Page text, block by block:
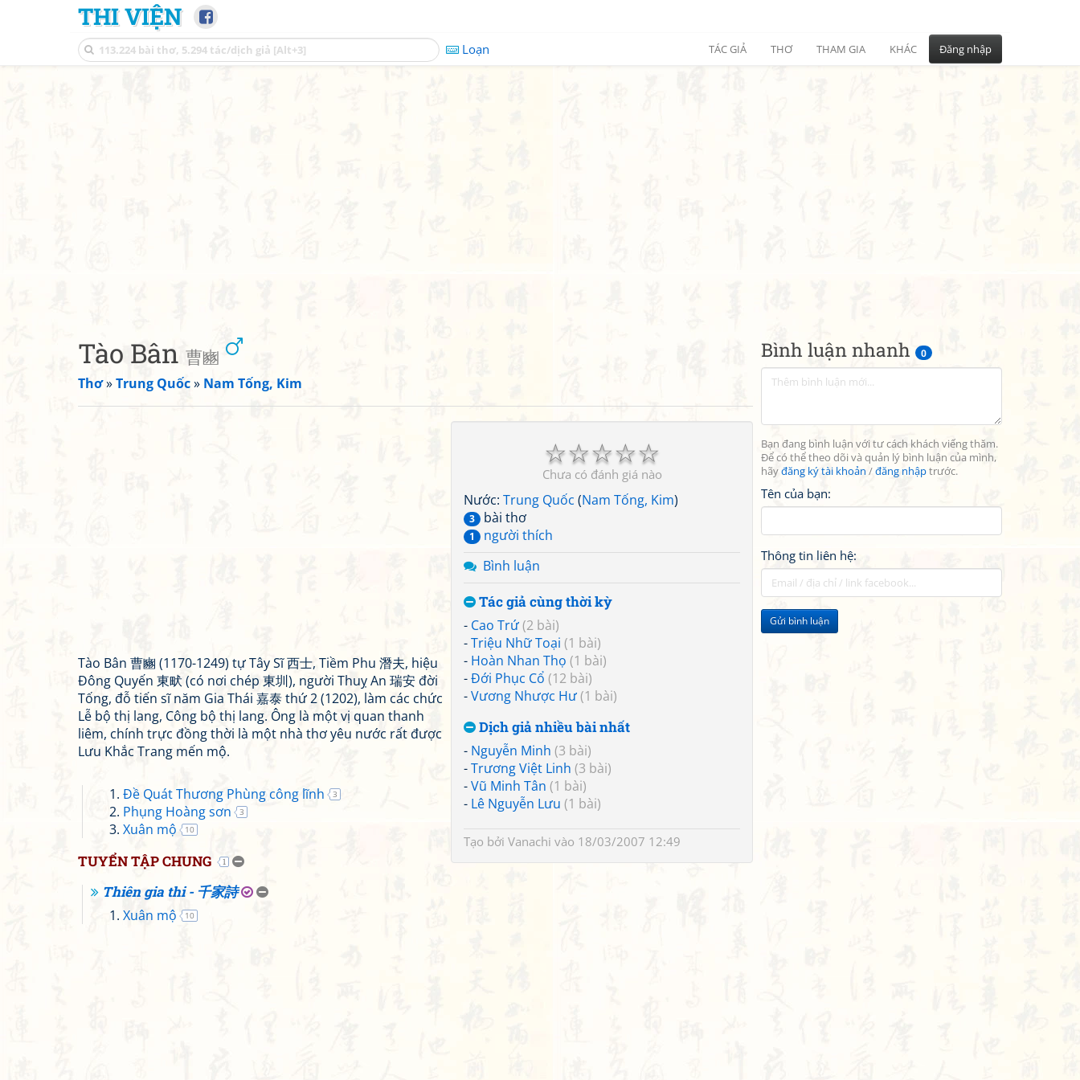
THI VIỆN
Loạn TÁC GIẢ THƠ THAM GIA KHÁC Đăng nhập
Bình luận nhanh 0
Bạn đang bình luận với tư cách khách viếng thăm.
Để có thể theo dõi và quản lý bình luận của mình,
hãyđăng ký tài khoản /đăng nhậptrước.
Tên của bạn:
Thông tin liên hệ:
Gửi bình luận
Tào Bân 曹豳
Thơ»Trung Quốc» Nam Tống, Kim
☆
☆
☆
☆
☆
Chưa có đánh giá nào
Nước: Trung Quốc (Nam Tống, Kim)
3 bài thơ
1
người thích
Bình luận
Tác giả cùng thời kỳ
- Cao Trứ(2 bài)
-Triệu Nhữ Toại (1 bài)
- Hoàn Nhan Thọ (1 bài)
-Đới Phục Cổ (12 bài)
-Vương Nhược Hư(1 bài)
Dịch giả nhiều bài nhất
- Nguyễn Minh (3 bài)
-Trương Việt Linh (3 bài)
-Vũ Minh Tân (1 bài)
- Lê Nguyễn Lưu (1 bài)
Tạo bởi Vanachi vào 18/03/2007 12:49
Tào Bân 曹豳 (1170-1249) tự Tây Sĩ 西士, Tiềm Phu 潛夫, hiệu
Đông Quyến 東畎 (có nơi chép 東圳), người Thuỵ An 瑞安 đời
Tống, đỗ tiến sĩ năm Gia Thái 嘉泰 thứ 2 (1202), làm các chức
Lễ bộ thị lang, Công bộ thị lang. Ông là một vị quan thanh
liêm, chính trực đồng thời là một nhà thơ yêu nước rất được
Lưu Khắc Trang mến mộ.
Đề Quát Thương Phùng công lĩnh 3
Phụng Hoàng sơn 3
Xuân mộ 10
TUYỂN TẬP CHUNG 1
Thiên gia thi - 千家詩
Xuân mộ 10